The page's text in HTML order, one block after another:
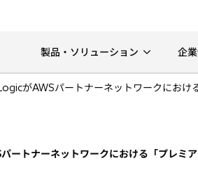
製品・ソリューション 企
がAWSパートナーネットワークにおけ
トナーネットワークにおける「プレミ